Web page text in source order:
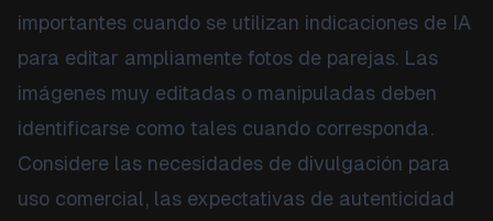
importantes cuando se utilizan indicaciones de IA
para editar ampliamente fotos de parejas. Las
imágenes muy editadas o manipuladas deben
identificarse como tales cuando corresponda.
Considere las necesidades de divulgación para
uso comercial, las expectativas de autenticidad